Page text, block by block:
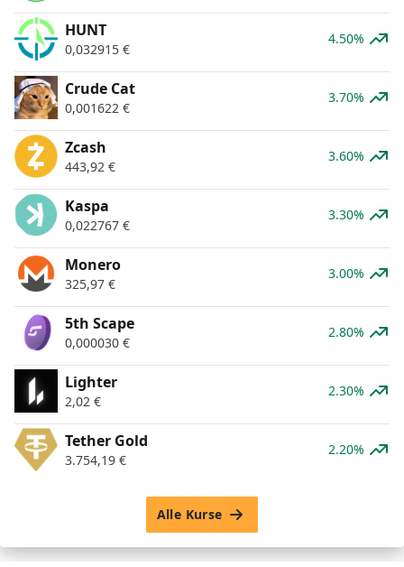
HUNT
0,032915 €
4.50%
Crude Cat
0,001622 €
3.70%
Zcash
443,92 €
3.60%
Kaspa
0,022767 €
3.30%
Monero
325,97 €
3.00%
5th Scape
0,000030 €
2.80%
Lighter
2,02 €
2.30%
Tether Gold
3.754,19 €
2.20%
Alle Kurse